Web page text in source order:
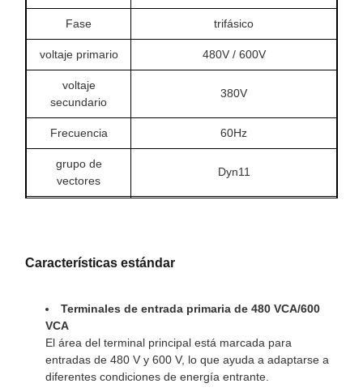
Fase trifásico
voltaje primario 480V / 600V
voltaje
secundario
380V
Frecuencia 60Hz
grupo de
vectores
Dyn11
Material de
Clase de
aislamiento
Clase H
Pérdida sin
carga
486W
Características estándar
Terminales de entrada primaria de 480 VCA/600
VCA
El área del terminal principal está marcada para
entradas de 480 V y 600 V, lo que ayuda a adaptarse a
diferentes condiciones de energía entrante.